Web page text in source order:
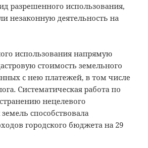
разрешенного использования,
незаконную деятельность на
использования напрямую
стоимость земельного
с нею платежей, в том числе
Систематическая работа по
нецелевого
способствовала
городского бюджета на 29